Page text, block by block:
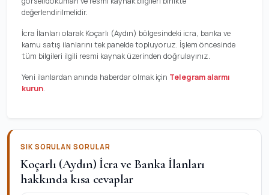
değerlendirilmelidir.
İcra İlanları olarak Koçarlı (Aydın) bölgesindeki icra, banka ve
kamu satış ilanlarını tek panelde topluyoruz. İşlem öncesinde
tüm bilgileri ilgili resmi kaynak üzerinden doğrulayınız.
Yeni ilanlardan anında haberdar olmak için Telegram alarmı
kurun.
SIK SORULAN SORULAR
Koçarlı (Aydın) İcra ve Banka İlanları
hakkında kısa cevaplar